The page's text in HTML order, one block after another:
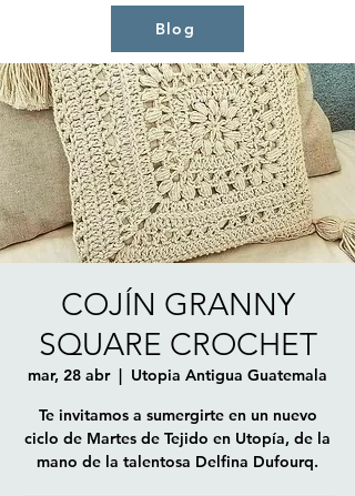
Blog
COJÍN GRANNY
SQUARE CROCHET
mar, 28 abr
  |
Utopia Antigua Guatemala
Te invitamos a sumergirte en un nuevo
ciclo de Martes de Tejido en Utopía, de la
mano de la talentosa Delfina Dufourq.